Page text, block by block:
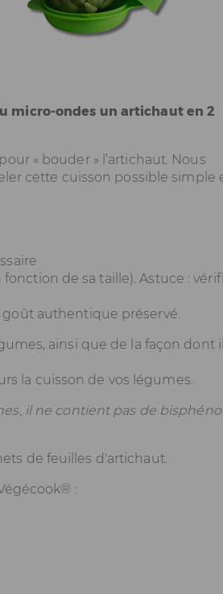
micro-ondes un artichaut en 2
« bouder » l’artichaut. Nous
cette cuisson possible simple
de sa taille). Astuce :
authentique préservé.
ainsi que de la façon dont
la cuisson de vos légumes.
il ne contient pas de
de feuilles d'artichaut.
: